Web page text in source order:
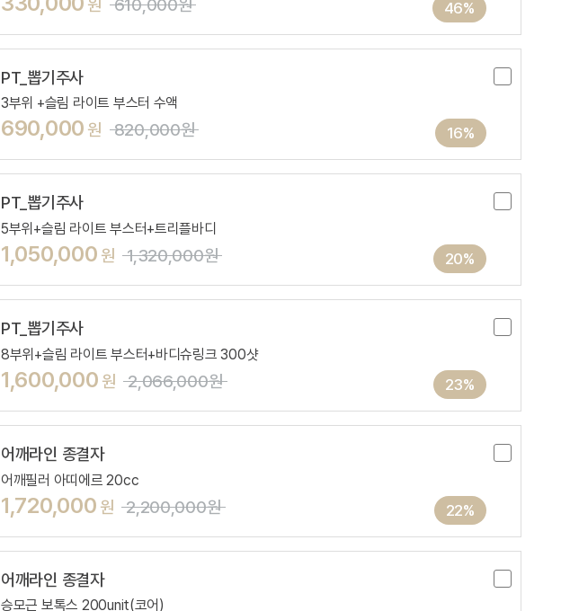
원 610,000원 46%
PT_뽑기주사
3부위 +슬림 라이트 부스터 수액
690,000 원 820,000원 16%
PT_뽑기주사
5부위+슬림 라이트 부스터+트리플바디
1,050,000 원 1,320,000원 20%
PT_뽑기주사
8부위+슬림 라이트 부스터+바디슈링크 300샷
1,600,000 원 2,066,000원 23%
어깨라인 종결자
어깨필러 아띠에르 20cc
1,720,000 원 2,200,000원 22%
어깨라인 종결자
승모근 보톡스 200unit(코어)